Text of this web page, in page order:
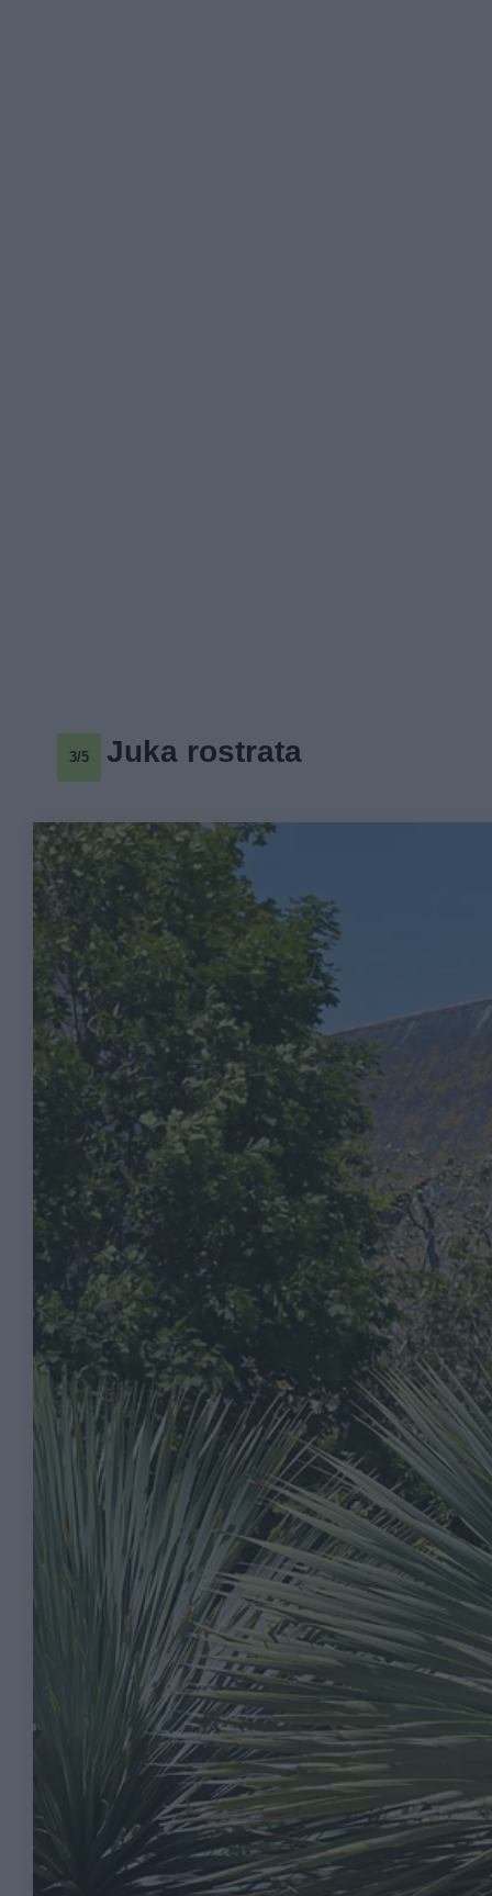
3/5 Juka rostrata